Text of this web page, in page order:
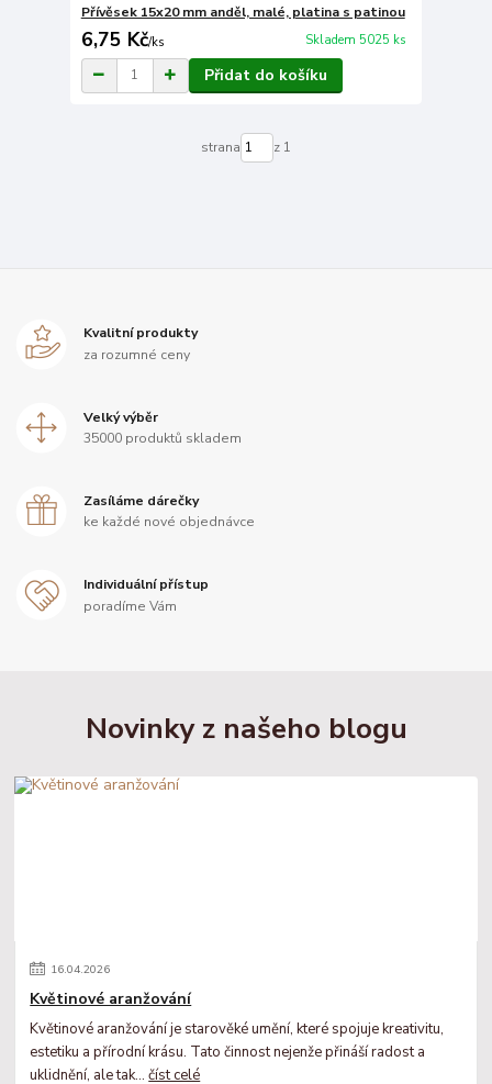
Přívěsek 15x20 mm anděl, malé, platina s patinou
6,75 Kč/ks Skladem 5025 ks
Přidat do košíku
strana z 1
Kvalitní produkty
za rozumné ceny
Velký výběr
35000 produktů skladem
Zasíláme dárečky
ke každé nové objednávce
Individuální přístup
poradíme Vám
Novinky z našeho blogu
16.04.2026
Květinové aranžování
Květinové aranžování je starověké umění, které spojuje kreativitu,
estetiku a přírodní krásu. Tato činnost nejenže přináší radost a
uklidnění, ale tak...číst celé